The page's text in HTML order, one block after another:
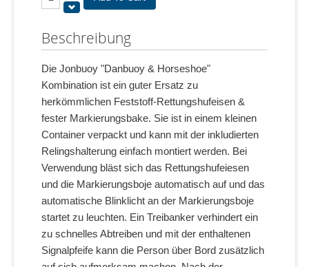
Beschreibung
Die Jonbuoy "Danbuoy & Horseshoe"
Kombination ist ein guter Ersatz zu
herkömmlichen Feststoff-Rettungshufeisen &
fester Markierungsbake. Sie ist in einem kleinen
Container verpackt und kann mit der inkludierten
Relingshalterung einfach montiert werden. Bei
Verwendung bläst sich das Rettungshufeiesen
und die Markierungsboje automatisch auf und das
automatische Blinklicht an der Markierungsboje
startet zu leuchten. Ein Treibanker verhindert ein
zu schnelles Abtreiben und mit der enthaltenen
Signalpfeife kann die Person über Bord zusätzlich